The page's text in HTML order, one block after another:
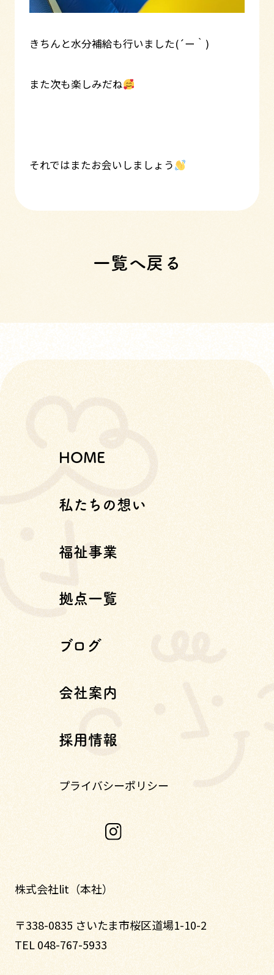
きちんと水分補給も行いました(´ー｀)
また次も楽しみだね
それではまたお会いしましょう
一覧へ戻る
HOME
私たちの想い
福祉事業
拠点一覧
ブログ
会社案内
採用情報
プライバシーポリシー
株式会社lit（本社）
〒338-0835 さいたま市桜区道場1-10-2
TEL 048-767-5933